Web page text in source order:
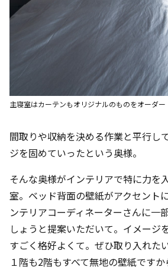
主寝室はカーテンもオリジナルのものをオーダー
間取りや収納を決める作業と平行し
ジを固めていったという奥様。
そんな奥様がインテリアで特に力を
室。ベッド背面の壁紙がアクセント
ンテリアコーディネーターさんに一
しょうと提案いただいて。イメージ
すごく格好よくて。ぜひ取り入れた
１階も2階もすべて無地の壁紙です